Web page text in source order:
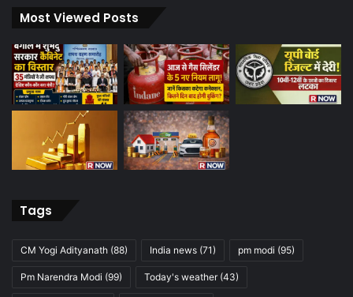
Most Viewed Posts
Tags
CM Yogi Adityanath (88) India news (71) pm modi (95)
Pm Narendra Modi (99) Today's weather(43)